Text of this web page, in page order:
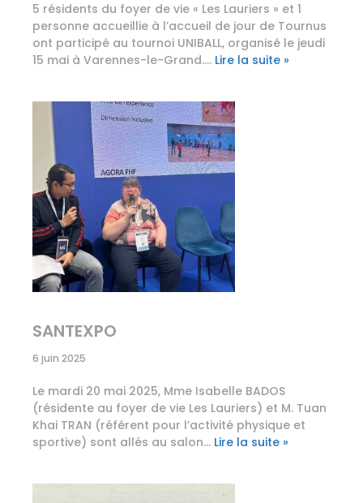
5 résidents du foyer de vie « Les Lauriers » et 1
personne accueillie à l’accueil de jour de Tournus
ont participé au tournoi UNIBALL, organisé le jeudi
15 mai à Varennes-le-Grand.… Lire la suite »
SANTEXPO
6 juin 2025
Le mardi 20 mai 2025, Mme Isabelle BADOS
(résidente au foyer de vie Les Lauriers) et M. Tuan
Khai TRAN (référent pour l’activité physique et
sportive) sont allés au salon… Lire la suite »